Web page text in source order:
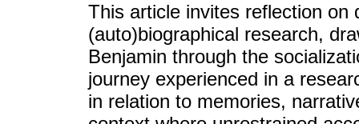
This article invites reflection on
(auto)biographical research,
Benjamin through the
journey experienced in a
in relation to memories,